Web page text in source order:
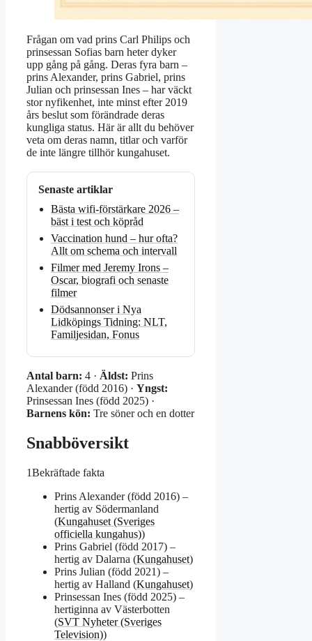
Frågan om vad prins Carl Philips och
prinsessan Sofias barn heter dyker
upp gång på gång. Deras fyra barn –
prins Alexander, prins Gabriel, prins
Julian och prinsessan Ines – har väckt
stor nyfikenhet, inte minst efter 2019
års beslut som förändrade deras
kungliga status. Här är allt du behöver
veta om deras namn, titlar och varför
de inte längre tillhör kungahuset.
Senaste artiklar
Bästa wifi-förstärkare 2026 –
bäst i test och köpråd
Vaccination hund – hur ofta?
Allt om schema och intervall
Filmer med Jeremy Irons –
Oscar, biografi och senaste
filmer
Dödsannonser i Nya
Lidköpings Tidning: NLT,
Familjesidan, Fonus
Antal barn: 4 · Äldst: Prins
Alexander (född 2016) · Yngst:
Prinsessan Ines (född 2025) ·
Barnens kön: Tre söner och en dotter
Snabböversikt
1Bekräftade fakta
Prins Alexander (född 2016) –
hertig av Södermanland
(Kungahuset (Sveriges
officiella kungahus))
Prins Gabriel (född 2017) –
hertig av Dalarna (Kungahuset)
Prins Julian (född 2021) –
hertig av Halland (Kungahuset)
Prinsessan Ines (född 2025) –
hertiginna av Västerbotten
(SVT Nyheter (Sveriges
Television))